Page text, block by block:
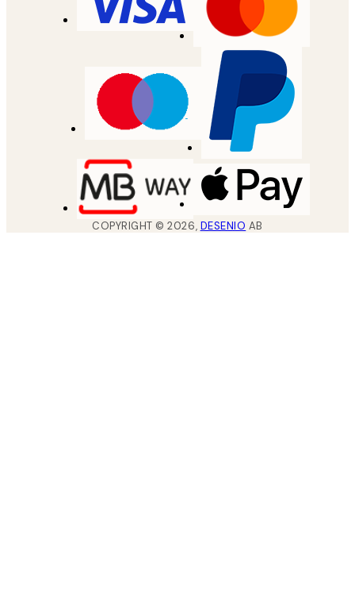
COPYRIGHT ©2026, DESENIO AB